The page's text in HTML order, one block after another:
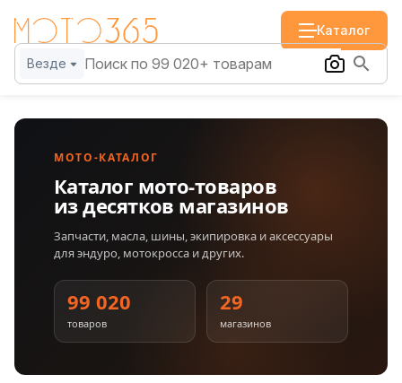
Каталог
Везде
МОТО-КАТАЛОГ
Каталог мото-товаров
из десятков магазинов
Запчасти, масла, шины, экипировка и аксессуары
для эндуро, мотокросса и других.
99 020
товаров
29
магазинов